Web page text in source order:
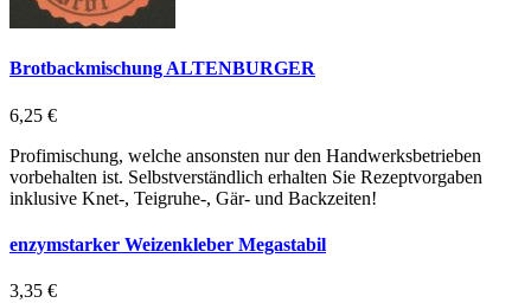
Brotbackmischung ALTENBURGER
6,25 €
Profimischung, welche ansonsten nur den Handwerksbetrieben
vorbehalten ist. Selbstverständlich erhalten Sie Rezeptvorgaben
inklusive Knet-, Teigruhe-, Gär- und Backzeiten!
enzymstarker Weizenkleber Megastabil
3,35 €